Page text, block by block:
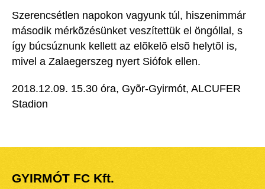
Szerencsétlen napokon vagyunk túl, hiszenimmár
második mérkõzésünket veszítettük el öngóllal, s
így búcsúznunk kellett az elõkelõ elsõ helytõl is,
mivel a Zalaegerszeg nyert Siófok ellen.
2018.12.09. 15.30 óra, Gyõr-Gyirmót, ALCUFER
Stadion
GYIRMÓT FC Kft.